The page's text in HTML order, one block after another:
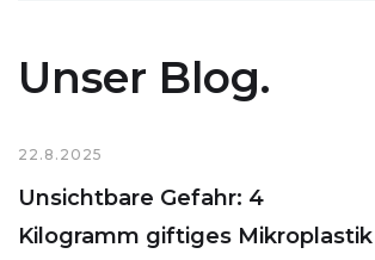
Unser Blog.
22.8.2025
Unsichtbare Gefahr: 4
Kilogramm giftiges Mikroplastik